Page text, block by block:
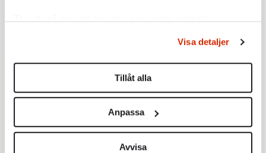
Du kan ändra eller dra tillbaka ditt samtycke när som
helst från cookie-förklaringen.
Vi använder enhetsidentifierare för att anpassa innehållet
för sociala medier och analysera vår trafik. Vi
vidarebefordrar även sådana identifierare och annan
information från din enhet till de sociala medier och
Visa detaljer
Tillåt alla
Anpassa
Avvisa